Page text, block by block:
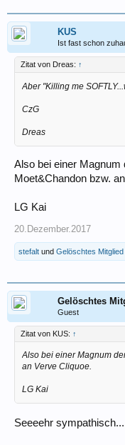
KUS
Ist fast schon
Zitat von Dreas: ↑
Aber "Killing me
CzG
Dreas
Also bei einer Magnum
Moet&Chandon bzw.
LG Kai
20.Dezember.2017
stefalt und Gelöschtes Mitglied
Gelöschtes
Guest
Zitat von KUS: ↑
Also bei einer Magnum
an Verve Cliquoe.
LG Kai
Seeeehr